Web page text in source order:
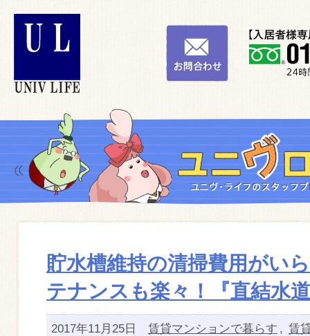
貯水槽維持の清掃費用がい
テナンスも楽々！『直結水
2017年11月25日 賃貸マンションで暮らす , 賃